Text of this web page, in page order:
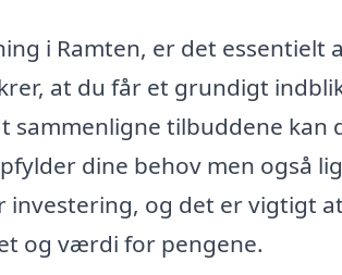
i Ramten, er det
at du får et grundigt
sammenligne tilbuddene
dine behov men også
og det er vigtigt
og værdi for pengene.